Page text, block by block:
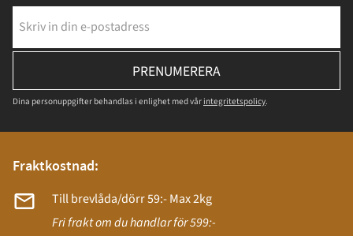
PRENUMERERA
Dina personuppgifter behandlas i enlighet med vår integritetspolicy.
Fraktkostnad:
Till brevlåda/dörr 59:- Max 2kg
Fri frakt om du handlar för 599:-